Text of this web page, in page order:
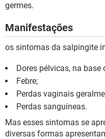
germes.
Manifestações
os sintomas da salpingite
Dores pélvicas, na base
Febre;
Perdas vaginais
Perdas sanguíneas.
Mas esses sintomas se
diversas formas